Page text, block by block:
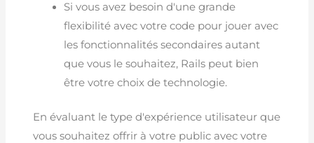
Si vous avez besoin d'une grande
flexibilité avec votre code pour jouer avec
les fonctionnalités secondaires autant
que vous le souhaitez, Rails peut bien
être votre choix de technologie.
En évaluant le type d'expérience utilisateur que
vous souhaitez offrir à votre public avec votre